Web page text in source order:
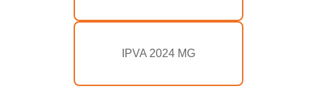
IPVA 2024 MG